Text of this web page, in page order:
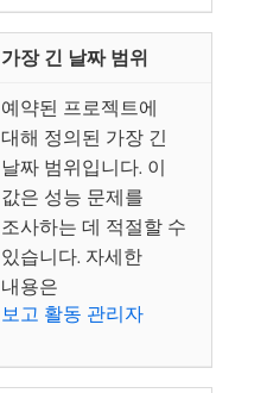
가장 긴 날짜 범위
예약된 프로젝트에
대해 정의된 가장 긴
날짜 범위입니다. 이
값은 성능 문제를
조사하는 데 적절할 수
있습니다. 자세한
내용은
보고 활동 관리자